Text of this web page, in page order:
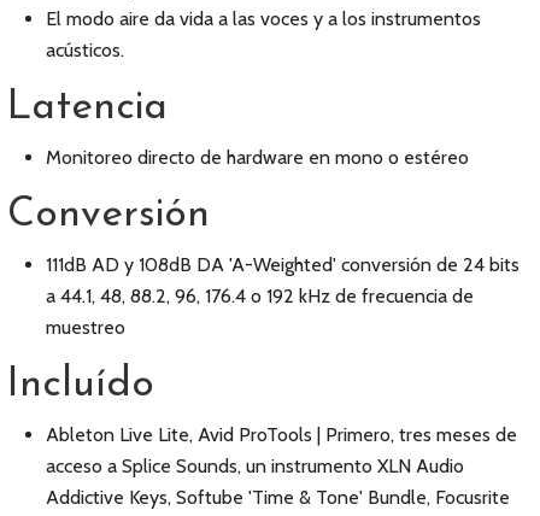
El modo aire da vida a las voces y a los instrumentos
acústicos.
Latencia
Monitoreo directo de hardware en mono o estéreo
Conversión
111dB AD y 108dB DA 'A-Weighted' conversión de 24 bits
a 44.1, 48, 88.2, 96, 176.4 o 192 kHz de frecuencia de
muestreo
Incluído
Ableton Live Lite, Avid ProTools | Primero, tres meses de
acceso a Splice Sounds, un instrumento XLN Audio
Addictive Keys, Softube 'Time & Tone' Bundle, Focusrite